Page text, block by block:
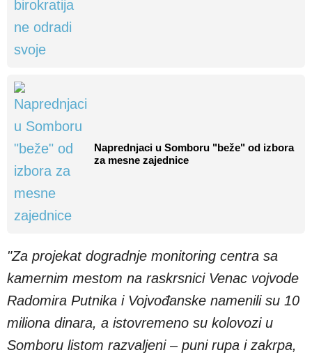
Naprednjaci u Somboru "beže" od izbora
za mesne zajednice
"Za projekat dogradnje monitoring centra sa
kamernim mestom na raskrsnici Venac vojvode
Radomira Putnika i Vojvođanske namenili su 10
miliona dinara, a istovremeno su kolovozi u
Somboru listom razvaljeni – puni rupa i zakrpa,